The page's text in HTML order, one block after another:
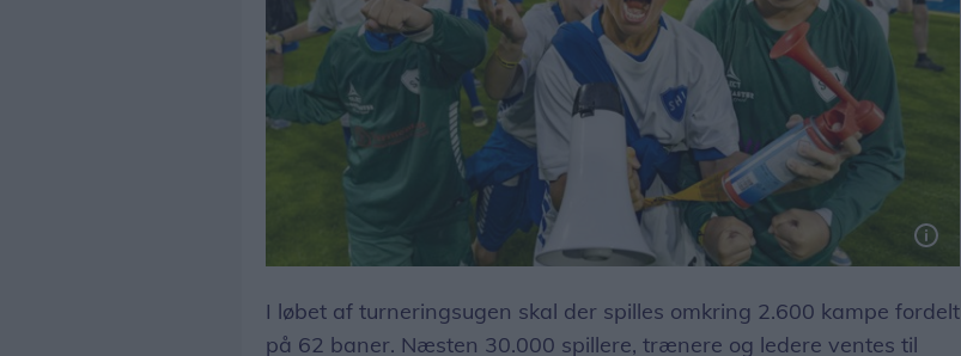
I løbet af turneringsugen skal der spilles omkring 2.600 kampe fordelt
på 62 baner. Næsten 30.000 spillere, trænere og ledere ventes til